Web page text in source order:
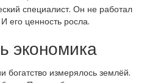
специалист. Он не работал
его ценность росла.
экономика
измерялось землёй.